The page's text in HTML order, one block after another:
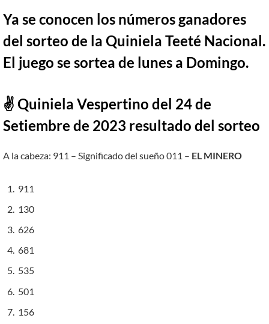
Ya se conocen los números ganadores
del sorteo de la Quiniela Teeté Nacional.
El juego se sortea de lunes a Domingo.
✌ Quiniela Vespertino del 24 de
Setiembre de 2023 resultado del sorteo
A la cabeza: 911 – Significado del sueño 011 – EL MINERO
911
130
626
681
535
501
156